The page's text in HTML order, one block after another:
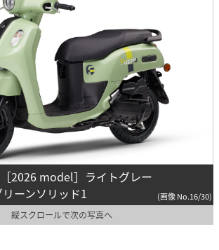
2026 model］ライトグレー
ーンソリッド1
(画像 No.16/30)
縦スクロールで次の写真へ